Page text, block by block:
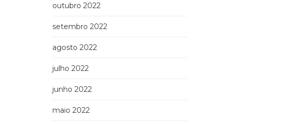
outubro 2022
setembro 2022
agosto 2022
julho 2022
junho 2022
maio 2022